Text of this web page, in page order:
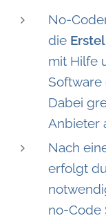
No-
die
mit Hilfe
Software
Dabei
Anbieter
Nach
erfolgt
no-Code